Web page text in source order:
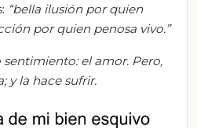
“bella ilusión por quien
por quien penosa vivo.”
el amor. Pero,
y la hace sufrir.